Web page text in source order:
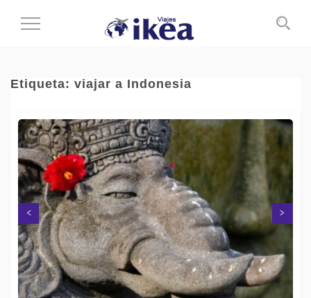
Cambiar
navegación
Etiqueta: viajar a Indonesia
Siguiente